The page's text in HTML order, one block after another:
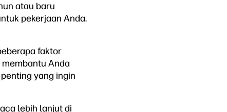
atau baru
pekerjaan Anda.
faktor
Anda
yang ingin
lebih lanjut di